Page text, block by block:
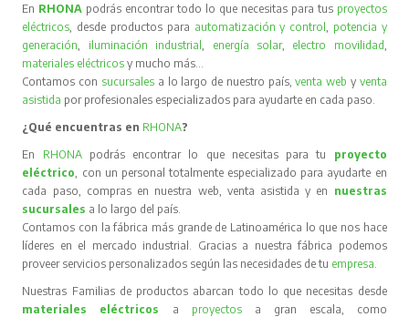
En RHONA podrás encontrar todo lo que necesitas para tus proyectos
eléctricos , desde productos para automatización y control
potencia y
generación
iluminación industrial energía solar, electro movilidad
materiales eléctricos y mucho más…
Contamos con sucursales a lo largo de nuestro país,venta web y venta
asistida por profesionales especializados para ayudarte en cada paso.
¿Qué encuentras en RHONA?
En RHONA podrás encontrar lo que necesitas para tu proyecto
eléctrico , con un personal totalmente especializado para ayudarte en
cada paso, compras en nuestra web, venta asistida y en nuestras
sucursales a lo largo del país.
Contamos con la fábrica más grande de Latinoamérica lo que nos hace
líderes en el mercado industrial. Gracias a nuestra fábrica podemos
proveer servicios personalizados según las necesidades de tu empresa
Nuestras Familias de productos abarcan todo lo que necesitas desde
materiales eléctricos
a proyectos
a gran escala, como